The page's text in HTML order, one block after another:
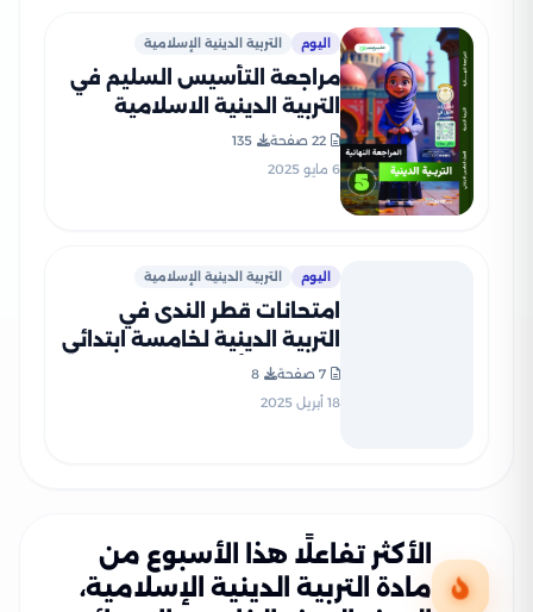
اليوم التربية الدينية الإسلامية
مراجعة التأسيس السليم في
التربية الدينية الاسلامية
للصف الخامس الابتدائي الترم
الثاني 2025 PDF بالاجابات
22 صفحة
135
6 مايو 2025
اليوم التربية الدينية الإسلامية
امتحانات قطر الندى في
التربية الدينية لخامسة ابتدائي
PDF بالاجابات
7 صفحة
8
18 أبريل 2025
الأكثر تفاعلًا هذا الأسبوع من
مادة التربية الدينية الإسلامية،